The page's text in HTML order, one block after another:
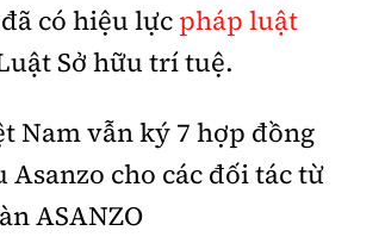
có hiệu lựcpháp luật
Sở hữu trí tuệ.
Nam vẫn ký 7 hợp đồng
cho các đối tác từ
ASANZO